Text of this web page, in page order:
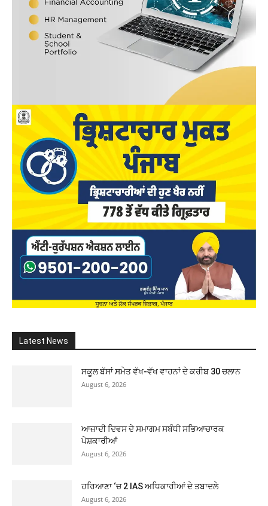
Latest News
ਸਕੂਲ ਬੱਸਾਂ ਸਮੇਤ ਵੱਖ-ਵੱਖ ਵਾਹਨਾਂ ਦੇ ਕਰੀਬ 30 ਚਲਾਨ
August 6, 2026
ਆਜ਼ਾਦੀ ਦਿਵਸ ਦੇ ਸਮਾਗਮ ਸਬੰਧੀ ਸਭਿਆਚਾਰਕ
ਪੇਸ਼ਕਾਰੀਆਂ
August 6, 2026
ਹਰਿਆਣਾ ‘ਚ 2 IAS ਅਧਿਕਾਰੀਆਂ ਦੇ ਤਬਾਦਲੇ
August 6, 2026